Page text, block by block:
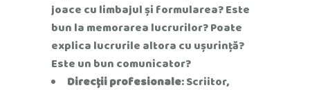
joace cu limbajul și formularea? Este
bun la memorarea lucrurilor? Poate
explica lucrurile altora cu ușurință?
Este un bun comunicator?
Direcții profesionale: Scriitor,